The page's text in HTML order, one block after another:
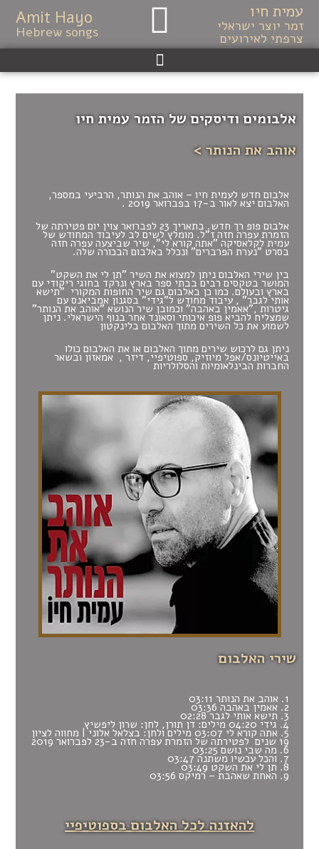
לתוכןעמית חיו
זמר יוצר ישראלי
צרפתי לאירועים
Amit Hayo
Hebrew songs
אלבומים ודיסקים של הזמר עמית חיו
אוהב את הנותר >
אלבום חדש לעמית חיו – אוהב את הנותר, הרביעי במספר,
האלבום יצא לאור ב-17 בפברואר 2019 .
אלבום פופ רך חדש. בתאריך 23 לפברואר צוין יום פטירתה של
הזמרת עפרה חזה ז"ל. מומלץ לשים לב לעיבוד המחודש של
עמית לקלאסיקה "אתה קורא לי", שיר שביצעה עפרה חזה
בסרט "נערת הפרברים" ונכלל באלבום הבכורה שלה.
בין שירי האלבום ניתן למצוא את השיר "תן לי את השקט"
המושר בטקסים רבים בבתי ספר בארץ ונרקד בחוגי ריקודי עם
בארץ ובעולם. כמו כן באלבום גם שיר החופות המקורי "תישא
אותי לגבר" , עיבוד מחודש ל"גידי" בסגנון אמביאנס עם
גיטרות ,"אאמין באהבה" וכמובן שיר הנושא "אוהב את הנותר"
שמצליח להביא פופ איכותי וסאונד אחר בנוף הישראלי. ניתן
לשמוע את כל השירים מתוך האלבום בלינקטון
ניתן גם לרכוש שירים מתוך האלבום או את האלבום כולו
באייטיונס/אפל מיוזיק, ספוטיפיי,דיזר ,אמאזון ובשאר
החברות הבינלאומיות והסלולריות
שירי האלבום
1. אוהב את הנותר 03:11
2. אאמין באהבה 03:36
3. תישא אותי לגבר 02:28
4. גידי 04:20 מילים: דן תורן, לחן: שרון ליפשיץ
5. אתה קורא לי 03:07 מילים ולחן: בצלאל אלוני | מחווה לציון
19 שנים לפטירתה של הזמרת עפרה חזה ב-23 לפברואר 2019
6. מה שבי נושם 03:25
7. והכל עכשיו משתנה 03:47
8. תן לי את השקט 03:49
9. האחת שאהבת – רמיקס 03:56
להאזנה לכל האלבום בספוטיפיי